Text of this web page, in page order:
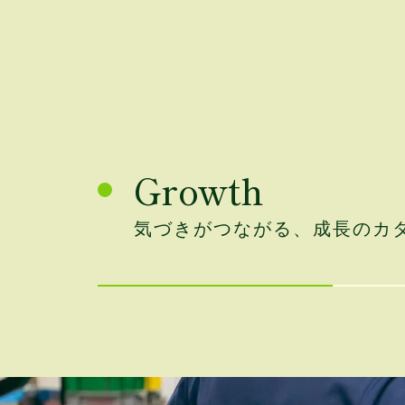
Growth
気づきがつながる、成長のカ